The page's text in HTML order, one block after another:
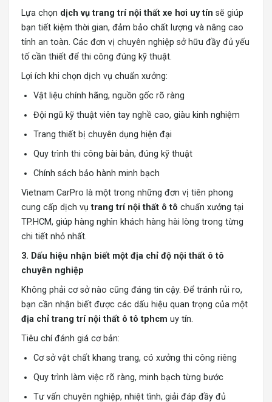
Lựa chọn dịch vụ trang trí nội thất xe hơi uy tín sẽ giúp
bạn tiết kiệm thời gian, đảm bảo chất lượng và nâng cao
tính an toàn. Các đơn vị chuyên nghiệp sở hữu đầy đủ yếu
tố cần thiết để thi công đúng kỹ thuật.
Lợi ích khi chọn dịch vụ chuẩn xưởng:
Vật liệu chính hãng, nguồn gốc rõ ràng
Đội ngũ kỹ thuật viên tay nghề cao, giàu kinh nghiệm
Trang thiết bị chuyên dụng hiện đại
Quy trình thi công bài bản, đúng kỹ thuật
Chính sách bảo hành minh bạch
Vietnam CarPro là một trong những đơn vị tiên phong
cung cấp dịch vụtrang trí nội thất ô tô chuẩn xưởng tại
TP.HCM, giúp hàng nghìn khách hàng hài lòng trong từng
chi tiết nhỏ nhất.
3. Dấu hiệu nhận biết một địa chỉ độ nội thất ô tô
chuyên nghiệp
Không phải cơ sở nào cũng đáng tin cậy. Để tránh rủi ro,
bạn cần nhận biết được các dấu hiệu quan trọng của một
địa chỉ trang trí nội thất ô tô tphcm uy tín.
Tiêu chí đánh giá cơ bản:
Cơ sở vật chất khang trang, có xưởng thi công riêng
Quy trình làm việc rõ ràng, minh bạch từng bước
Tư vấn chuyên nghiệp, nhiệt tình, giải đáp đầy đủ